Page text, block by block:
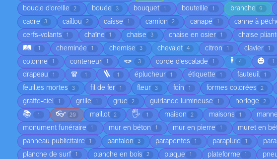
boucle d'oreille 2 bouée 3 bouquet 1 bouteille 1 branche 9
cadre 3 caillou 2 caisse 1 camion 2 canapé 1 canne à
cerfs-volants 1 chaîne 1 chaise 3 chaise en osier 1 chaise
🛤️ 1 cheminée 1 chemise 3 chevalet 4 citron 1 clavier 1
colonne 1 conteneur 1 🪢 3 corde d'escalade 1 🕴️ 4 🎃 1
drapeau 1 🧣 1 🪜 1 éplucheur 1 étiquette 1 fauteuil 1
feuilles mortes 3 fil de fer 1 fleur 3 foin 1 formes colorées 2
gratte-ciel 1 grille 1 grue 2 guirlande lumineuse 1 horloge 2
📚 1 👓 20 maillot 2 🖐️ 1 maison 2 maisons 1
monument funéraire 1 mur en béton 1 mur en pierre 1 muret en
panneau publicitaire 1 pantalon 3 parapentes 1 parapluie 1
planche de surf 1 planche en bois 2 plaque 1 plateforme 1